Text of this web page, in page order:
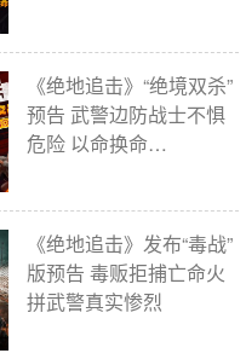
《绝地追击》“绝境双杀”
预告 武警边防战士不惧
危险 以命换命…
《绝地追击》发布“毒战”
版预告 毒贩拒捕亡命火
拼武警真实惨烈